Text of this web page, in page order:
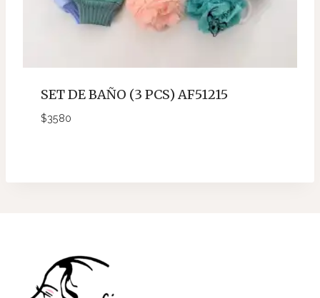
SET DE BAÑO (3 PCS) AF51215
$3580